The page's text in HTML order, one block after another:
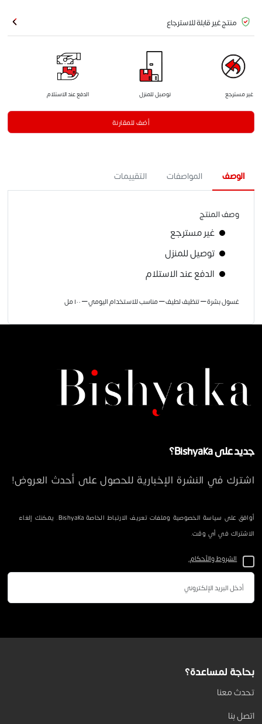
منتج غير قابلة للاسترجاع
غير مسترجع توصيل للمنزل الدفع عند الاستلام
أضف للمقارنة
الوصف المواصفات التقييمات
وصف المنتج
غير مسترجع
توصيل للمنزل
الدفع عند الاستلام
غسول بشرة – تنظيف لطيف – مناسب للاستخدام اليومي – ١٠٠ مل
جديد على Bishyaka؟
اشترك في النشرة الإخبارية للحصول على أحدث العروض!
أوافق على سياسة الخصوصية وملفات تعريف الارتباط الخاصة Bishyaka. يمكنك إلغاء
الاشتراك في أي وقت.
الشروط والأحكام.
بحاجة لمساعدة؟
تحدث معنا
اتصل بنا